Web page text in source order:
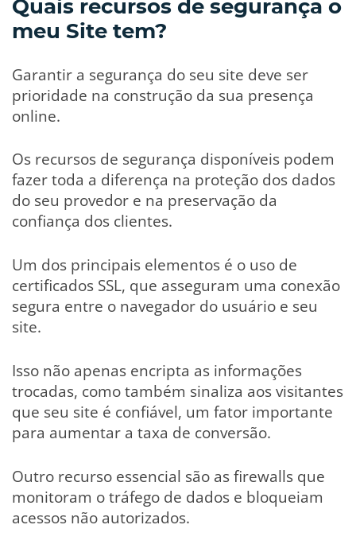
Quais recursos de segurança o
meu Site tem?
Garantir a segurança do seu site deve ser
prioridade na construção da sua presença
online.
Os recursos de segurança disponíveis podem
fazer toda a diferença na proteção dos dados
do seu provedor e na preservação da
confiança dos clientes.
Um dos principais elementos é o uso de
certificados SSL, que asseguram uma conexão
segura entre o navegador do usuário e seu
site.
Isso não apenas encripta as informações
trocadas, como também sinaliza aos visitantes
que seu site é confiável, um fator importante
para aumentar a taxa de conversão.
Outro recurso essencial são as firewalls que
monitoram o tráfego de dados e bloqueiam
acessos não autorizados.